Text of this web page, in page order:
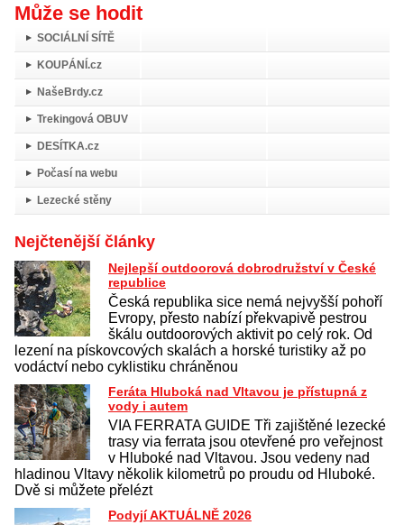
Může se hodit
SOCIÁLNÍ SÍTĚ
KOUPÁNÍ.cz
NašeBrdy.cz
Trekingová OBUV
DESÍTKA.cz
Počasí na webu
Lezecké stěny
Nejčtenější články
Nejlepší outdoorová dobrodružství v České
republice
Česká republika sice nemá nejvyšší pohoří
Evropy, přesto nabízí překvapivě pestrou
škálu outdoorových aktivit po celý rok. Od
lezení na pískovcových skalách a horské turistiky až po
vodáctví nebo cyklistiku chráněnou
Feráta Hluboká nad Vltavou je přístupná z
vody i autem
VIA FERRATA GUIDE Tři zajištěné lezecké
trasy via ferrata jsou otevřené pro veřejnost
v Hluboké nad Vltavou. Jsou vedeny nad
hladinou Vltavy několik kilometrů po proudu od Hluboké.
Dvě si můžete přelézt
Podyjí AKTUÁLNĚ 2026